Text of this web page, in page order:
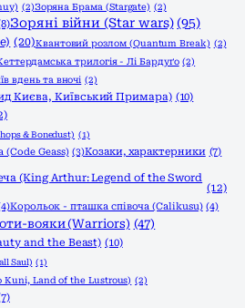
(2)Зоряна Брама (Stargate) (2)
Зоряні війни (Star wars) (95)
(20)Квантовий розлом (Quantum Break) (2)
трилогія - Лі Бардуґо (2)
вдень та вночі (2)
Києва, Київський Примара) (10)
& Bonedust) (1)
(Code Geass) (3)Козаки, характерники (7)
(King Arthur: Legend of the Sword
(12)
Корольок - пташка співоча (Calikusu) (4)
вояки (Warriors) (47)
and the Beast) (10)
Saul) (1)
Kuni, Land of the Lustrous) (2)